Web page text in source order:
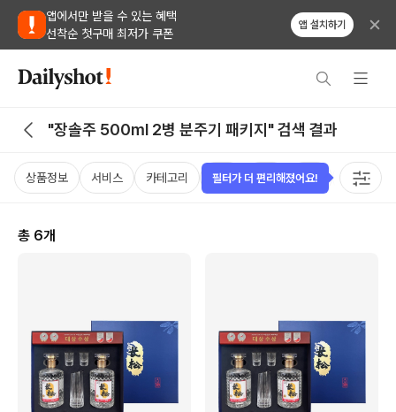
앱에서만 받을 수 있는 혜택
선착순 첫구매 최저가 쿠폰
앱 설치하기
"장솔주 500ml 2병 분주기 패키지" 검색 결과
상품정보 서비스 카테고리 가격 국가 용량 태그
총 6개
필터가 더 편리해졌어요!